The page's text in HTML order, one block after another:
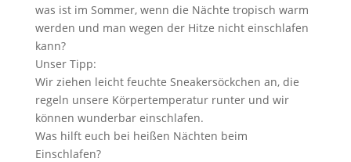
was ist im Sommer, wenn die Nächte tropisch warm
werden und man wegen der Hitze nicht einschlafen
kann?
Unser Tipp:
Wir ziehen leicht feuchte Sneakersöckchen an, die
regeln unsere Körpertemperatur runter und wir
können wunderbar einschlafen.
Was hilft euch bei heißen Nächten beim
Einschlafen?